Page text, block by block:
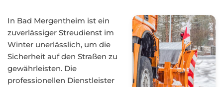
In Bad Mergentheim ist ein
zuverlässiger Streudienst im
Winter unerlässlich, um die
Sicherheit auf den Straßen zu
gewährleisten. Die
professionellen Dienstleister